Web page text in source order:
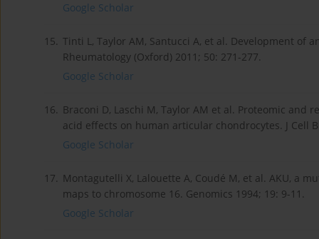
Google Scholar
15. Tinti L, Taylor AM, Santucci A, et al. Development
Rheumatology (Oxford) 2011; 50: 271-277.
Google Scholar
16. Braconi D, Laschi M, Taylor AM et al. Proteomic
acid effects on human articular chondrocytes. J Cell
Google Scholar
17. Montagutelli X, Lalouette A, Coudé M, et al. AKU, a
maps to chromosome 16. Genomics 1994; 19: 9-11.
Google Scholar